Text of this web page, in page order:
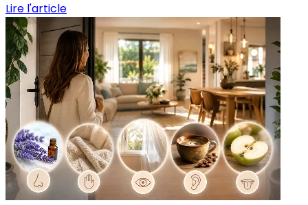
Lire l'article